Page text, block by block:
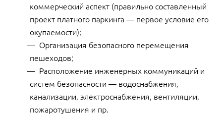
коммерческий аспект (правильно составленный
проект платного паркинга — первое условие его
окупаемости);
Организация безопасного перемещения
пешеходов;
Расположение инженерных коммуникаций и
систем безопасности — водоснабжения,
канализации, электроснабжения, вентиляции,
пожаротушения и пр.